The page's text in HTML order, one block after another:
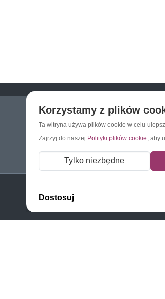
Napisz do nas
Korzystamy z plików
Ta witryna używa plików cookie w celu
Zajrzyj do naszej Polityki plików cookie, aby
Tylko niezbędne
Dostosuj